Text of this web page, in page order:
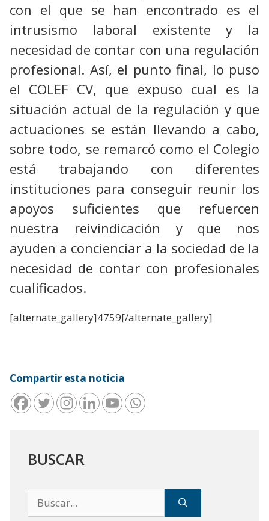
con el que se han encontrado es el
intrusismo laboral existente y la
necesidad de contar con una regulación
profesional. Así, el punto final, lo puso
el COLEF CV, que expuso cual es la
situación actual de la regulación y que
actuaciones se están llevando a cabo,
sobre todo, se remarcó como el Colegio
está trabajando con diferentes
instituciones para conseguir reunir los
apoyos suficientes que refuercen
nuestra reivindicación y que nos
ayuden a concienciar a la sociedad de la
necesidad de contar con profesionales
cualificados.
[alternate_gallery]4759[/alternate_gallery]
Compartir esta noticia
BUSCAR